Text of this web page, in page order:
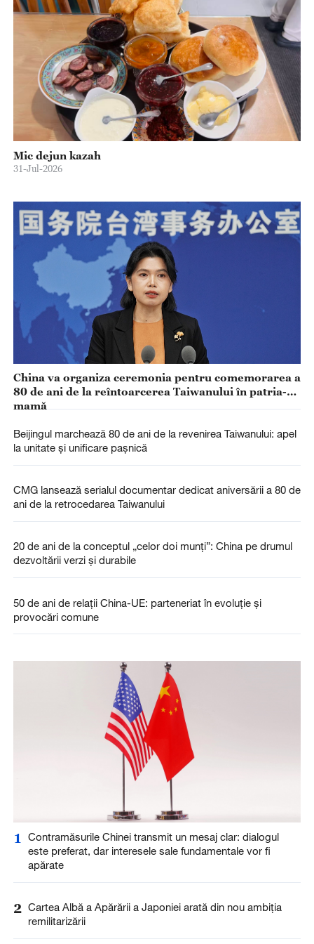
Mic dejun kazah
31-Jul-2026
China va organiza ceremonia pentru comemorarea a
80 de ani de la reîntoarcerea Taiwanului în patria-
mamă
Beijingul marchează 80 de ani de la revenirea Taiwanului: apel
la unitate și unificare pașnică
CMG lansează serialul documentar dedicat aniversării a 80 de
ani de la retrocedarea Taiwanului
20 de ani de la conceptul „celor doi munți”: China pe drumul
dezvoltării verzi și durabile
50 de ani de relații China-UE: parteneriat în evoluție și
provocări comune
1
Contramăsurile Chinei transmit un mesaj clar: dialogul
este preferat, dar interesele sale fundamentale vor fi
apărate
2 Cartea Albă a Apărării a Japoniei arată din nou ambiția
remilitarizării